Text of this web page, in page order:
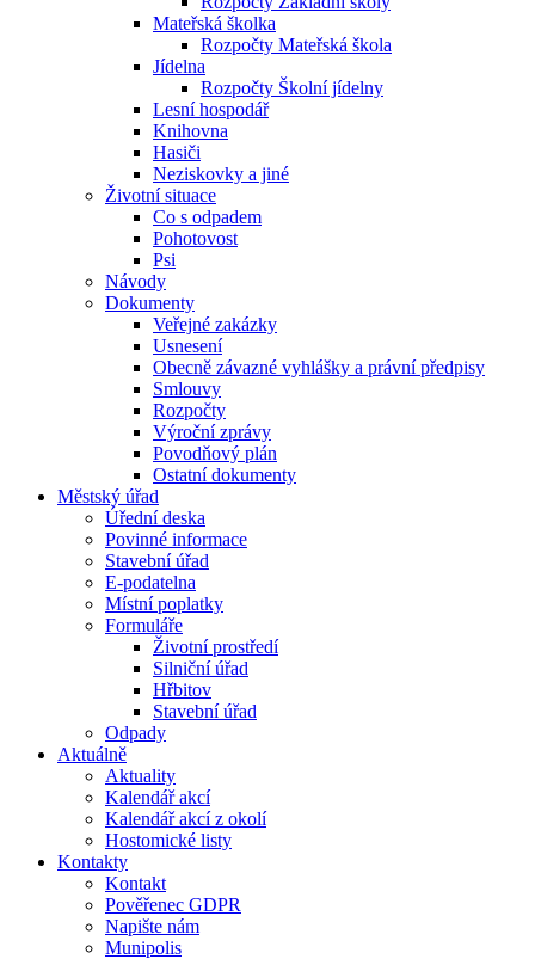
Mateřská školka
Rozpočty Mateřská škola
Jídelna
Rozpočty Školní jídelny
Lesní hospodář
Knihovna
Hasiči
Neziskovky a jiné
Životní situace
Co s odpadem
Pohotovost
Psi
Návody
Dokumenty
Veřejné zakázky
Usnesení
Obecně závazné vyhlášky a právní předpisy
Smlouvy
Rozpočty
Výroční zprávy
Povodňový plán
Ostatní dokumenty
Městský úřad
Úřední deska
Povinné informace
Stavební úřad
E-podatelna
Místní poplatky
Formuláře
Životní prostředí
Silniční úřad
Hřbitov
Stavební úřad
Odpady
Aktuálně
Aktuality
Kalendář akcí
Kalendář akcí z okolí
Hostomické listy
Kontakty
Kontakt
Pověřenec GDPR
Napište nám
Munipolis